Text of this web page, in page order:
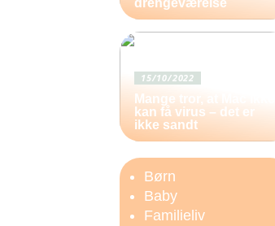
drengeværelse
15/10/2022
Mange tror, at Mac ikke
kan få virus – det er
ikke sandt
Børn
Baby
Familieliv